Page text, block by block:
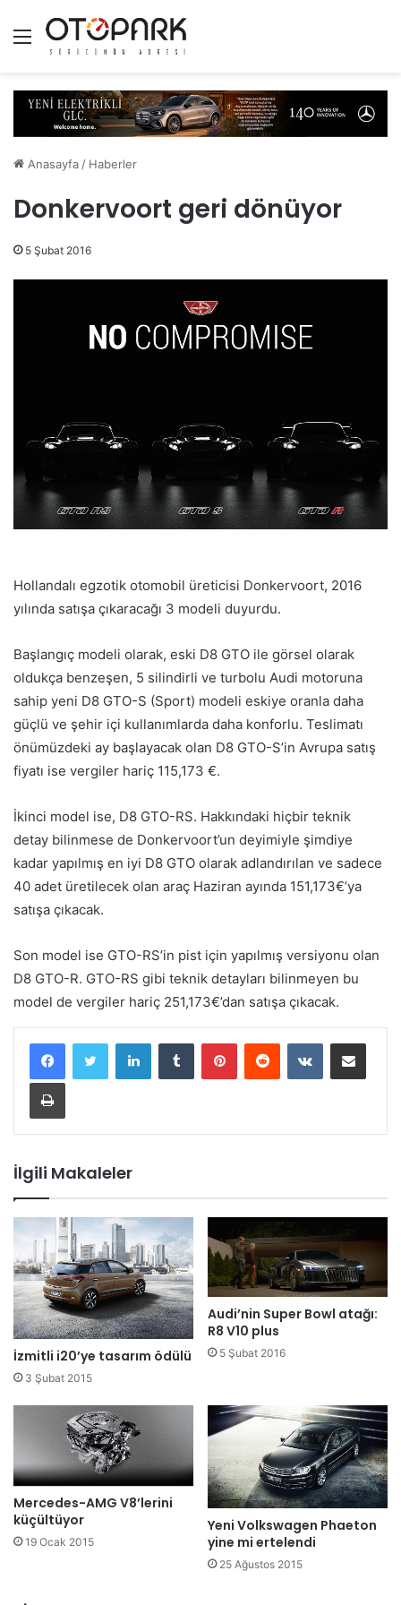
Menü
Anasayfa / Haberler
Donkervoort geri dönüyor
5 Şubat 2016
Hollandalı egzotik otomobil üreticisi Donkervoort, 2016
yılında satışa çıkaracağı 3 modeli duyurdu.
Başlangıç modeli olarak, eski D8 GTO ile görsel olarak
oldukça benzeşen, 5 silindirli ve turbolu Audi motoruna
sahip yeni D8 GTO-S (Sport) modeli eskiye oranla daha
güçlü ve şehir içi kullanımlarda daha konforlu. Teslimatı
önümüzdeki ay başlayacak olan D8 GTO-S’in Avrupa satış
fiyatı ise vergiler hariç 115,173 €.
İkinci model ise, D8 GTO-RS. Hakkındaki hiçbir teknik
detay bilinmese de Donkervoort’un deyimiyle şimdiye
kadar yapılmış en iyi D8 GTO olarak adlandırılan ve sadece
40 adet üretilecek olan araç Haziran ayında 151,173€’ya
satışa çıkacak.
Son model ise GTO-RS’in pist için yapılmış versiyonu olan
D8 GTO-R. GTO-RS gibi teknik detayları bilinmeyen bu
model de vergiler hariç 251,173€’dan satışa çıkacak.
İlgili Makaleler
İzmitli i20’ye tasarım ödülü
3 Şubat 2015
Audi’nin Super Bowl atağı:
R8 V10 plus
5 Şubat 2016
Mercedes-AMG V8’lerini
küçültüyor
19 Ocak 2015
Yeni Volkswagen Phaeton
yine mi ertelendi
25 Ağustos 2015